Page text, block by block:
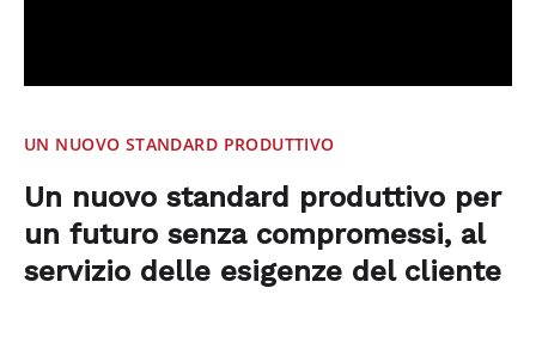
UN NUOVO STANDARD PRODUTTIVO
Un nuovo standard produttivo per
un futuro senza compromessi, al
servizio delle esigenze del cliente